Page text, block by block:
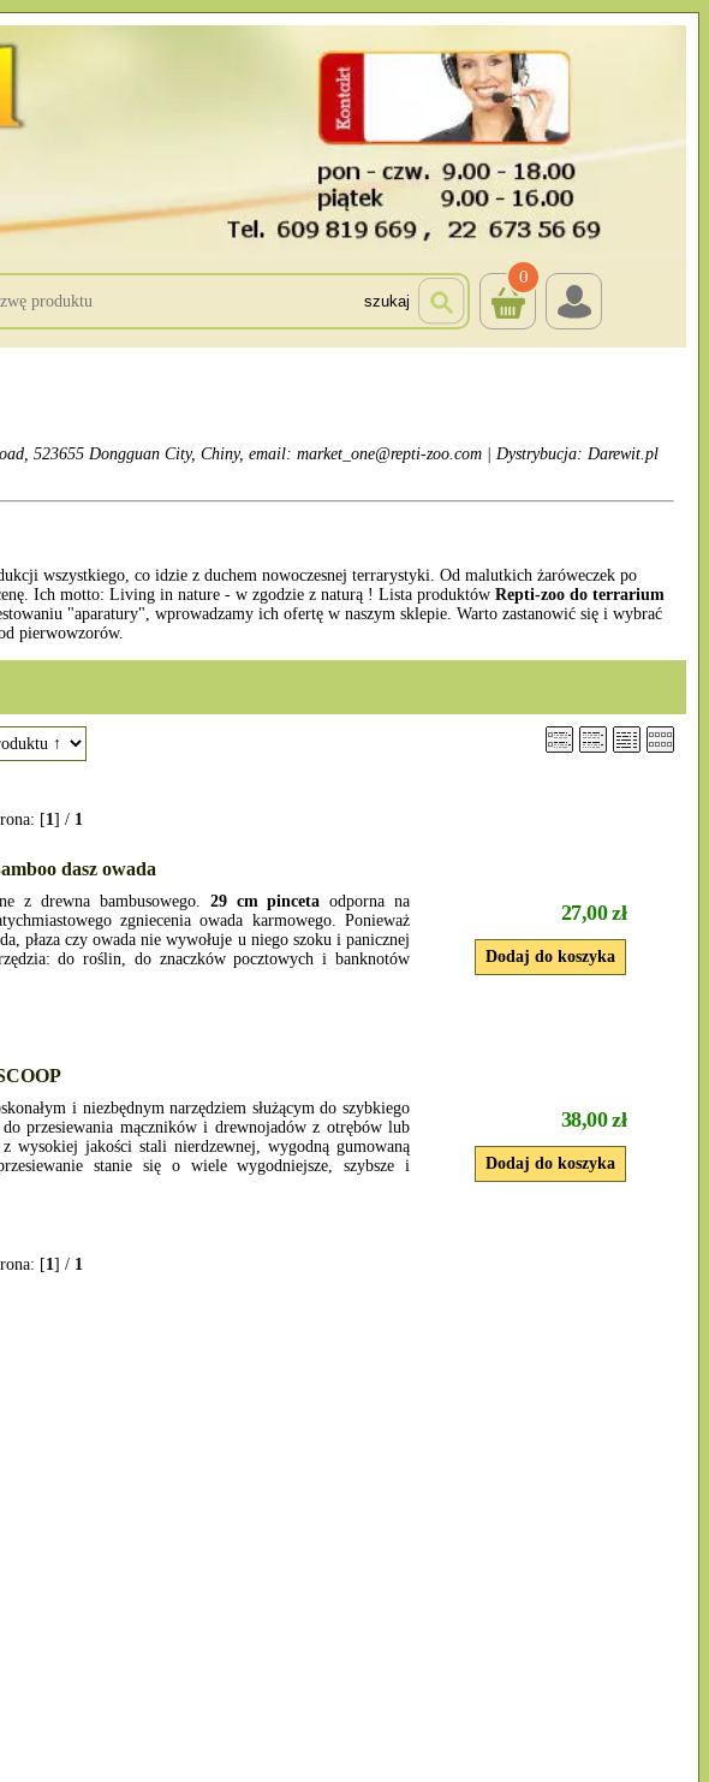
szukaj
0
523655 Dongguan City, Chiny, email: market_one@repti-zoo.com | Dystrybucja: Darewit.pl
wszystkiego, co idzie z duchem nowoczesnej terrarystyki. Od malutkich żaróweczek po
Ich motto: Living in nature - w zgodzie z naturą ! Lista produktów Repti-zoo do terrarium
"aparatury", wprowadzamy ich ofertę w naszym sklepie. Warto zastanowić się i wybrać
pierwowzorów.
[1] / 1
dasz owada
z drewna bambusowego. 29 cm pinceta odporna na
zgniecenia owada karmowego. Ponieważ
płaza czy owada nie wywołuje u niego szoku i panicznej
do roślin, do znaczków pocztowych i banknotów
27,00 zł
i niezbędnym narzędziem służącym do szybkiego
przesiewania mączników i drewnojadów z otrębów lub
wysokiej jakości stali nierdzewnej, wygodną gumowaną
stanie się o wiele wygodniejsze, szybsze i
38,00 zł
[1] / 1